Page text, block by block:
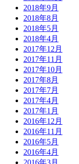
2018年9月
2018年8月
2018年5月
2018年4月
2017年12月
2017年11月
2017年10月
2017年8月
2017年7月
2017年4月
2017年1月
2016年12月
2016年11月
2016年5月
2016年4月
2016年3月